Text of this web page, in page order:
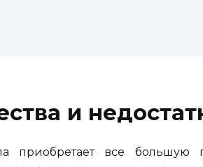
и
приобретает все большую